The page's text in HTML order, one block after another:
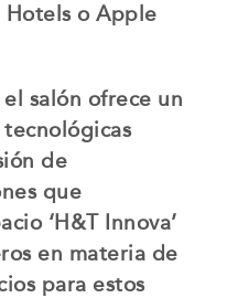
o Apple
salón ofrece un
de
que
‘H&T Innova’
en materia de
para estos